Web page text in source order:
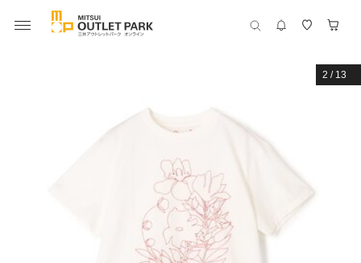
2 / 13